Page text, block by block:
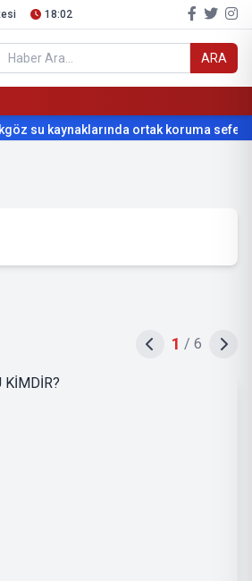
18:02
ARA
su kaynaklarında ortak koruma
1 / 6